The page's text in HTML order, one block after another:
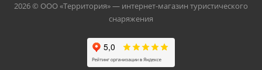
2026 © ООО «Территория» — интернет-магазин туристического
снаряжения